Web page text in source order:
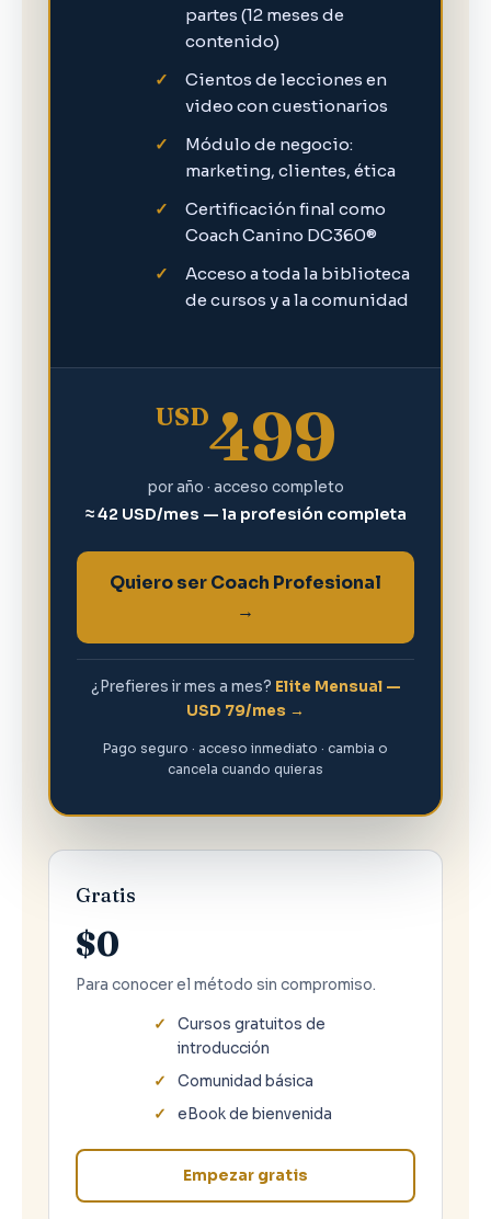
partes (12 meses de
contenido)
Cientos de lecciones en
video con cuestionarios
Módulo de negocio:
marketing, clientes, ética
Certificación final como
Coach Canino DC360®
Acceso a toda la biblioteca
de cursos y a la comunidad
USD499
por año · acceso completo
≈ 42 USD/mes — la profesión completa
Quiero ser Coach Profesional
→
¿Prefieres ir mes a mes? Elite Mensual —
USD 79/mes →
Pago seguro · acceso inmediato · cambia o
cancela cuando quieras
Gratis
$0
Para conocer el método sin compromiso.
Cursos gratuitos de
introducción
Comunidad básica
eBook de bienvenida
Empezar gratis